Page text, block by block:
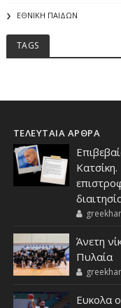
ΕΘΝΙΚΗ ΠΑΙΔΩΝ
TAGS
ΤΕΛΕΥΤΑΙΑ ΑΡΘΡΑ
Άνετη
Πυλαία
Ευκολα